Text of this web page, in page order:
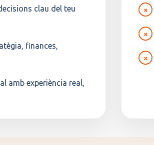
clau del teu
finances,
amb experiència real,
×
×
×